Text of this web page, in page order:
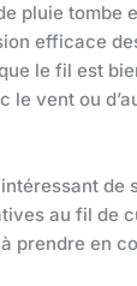
pluie tombe
efficace
le fil est
le vent ou
de
au fil de
prendre en